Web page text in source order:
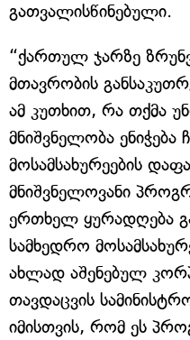
გათვალისწინებული.
“ქართულ ჯარზე
მთავრობის
ამ კუთხით, რა თქმა
მნიშვნელობა ენიჭება
მოსამსახურეების
მნიშვნელოვანი
ერთხელ ყურადღება
სამხედრო
ახლად აშენებულ
თავდაცვის
იმისთვის, რომ ეს